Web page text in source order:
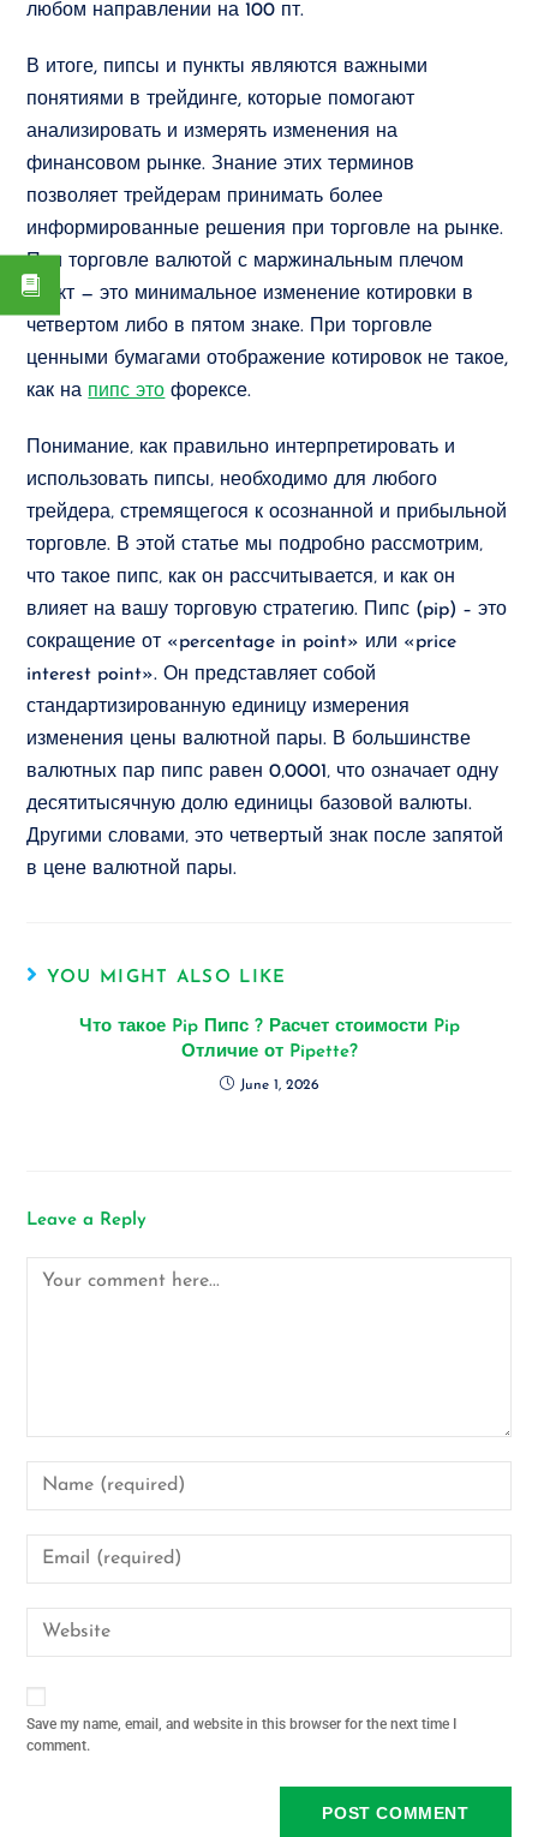
любом направлении на 100 пт.
В итоге, пипсы и пункты являются важными
понятиями в трейдинге, которые помогают
анализировать и измерять изменения на
финансовом рынке. Знание этих терминов
позволяет трейдерам принимать более
информированные решения при торговле на рынке.
При торговле валютой с маржинальным плечом
пункт — это минимальное изменение котировки в
четвертом либо в пятом знаке. При торговле
ценными бумагами отображение котировок не такое,
как на пипс это форексе.
Понимание‚ как правильно интерпретировать и
использовать пипсы‚ необходимо для любого
трейдера‚ стремящегося к осознанной и прибыльной
торговле. В этой статье мы подробно рассмотрим‚
что такое пипс‚ как он рассчитывается‚ и как он
влияет на вашу торговую стратегию. Пипс (pip) – это
сокращение от «percentage in point» или «price
interest point». Он представляет собой
стандартизированную единицу измерения
изменения цены валютной пары. В большинстве
валютных пар пипс равен 0‚0001‚ что означает одну
десятитысячную долю единицы базовой валюты.
Другими словами‚ это четвертый знак после запятой
в цене валютной пары.
YOU MIGHT ALSO LIKE
Что такое Pip Пипс ? Расчет стоимости Pip
Отличие от Pipette?
June 1, 2026
Leave a Reply
Save my name, email, and website in this browser for the next time I
comment.